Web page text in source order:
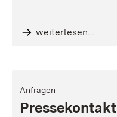
weiterlesen...
Anfragen
Pressekontakt